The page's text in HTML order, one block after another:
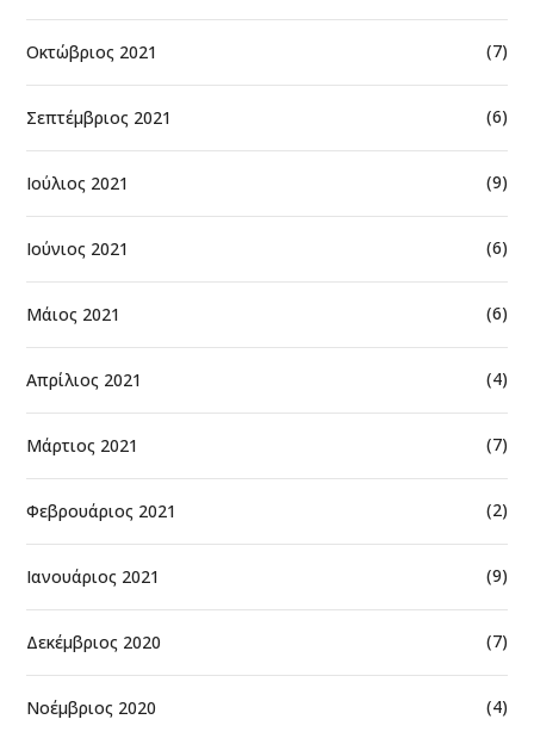
Οκτώβριος 2021 (7)
Σεπτέμβριος 2021 (6)
Ιούλιος 2021 (9)
Ιούνιος 2021 (6)
Μάιος 2021 (6)
Απρίλιος 2021 (4)
Μάρτιος 2021 (7)
Φεβρουάριος 2021 (2)
Ιανουάριος 2021 (9)
Δεκέμβριος 2020 (7)
Νοέμβριος 2020 (4)